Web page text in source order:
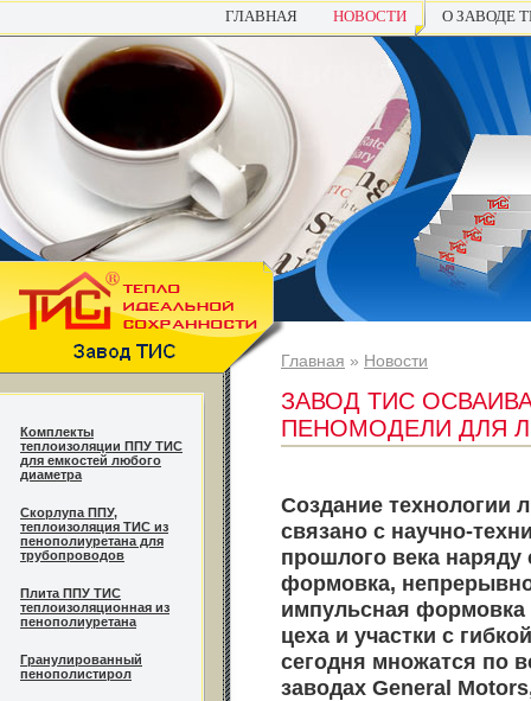
ГЛАВНАЯ НОВОСТИ О ЗАВОДЕ
Комплекты
теплоизоляции ППУ ТИС
для емкостей любого
диаметра
Cкорлупа ППУ,
теплоизоляция ТИС из
пенополиуретана для
трубопроводов
Плита ППУ ТИС
теплоизоляционная из
пенополиуретана
Гранулированный
пенополистирол
Главная » Новости
ЗАВОД ТИС
ПЕНОМОДЕЛИ ДЛЯ
Создание технологии
связано с научно-
прошлого века наряду
формовка,
импульсная формовка
цеха и участки с
сегодня множатся по
заводах General